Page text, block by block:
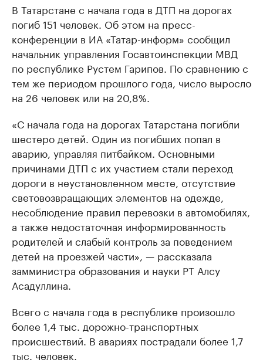
В Татарстане с начала года в ДТП на дорогах
погиб 151 человек. Об этом на пресс-
конференции в ИА «Татар-информ» сообщил
начальник управления Госавтоинспекции МВД
по республике Рустем Гарипов. По сравнению с
тем же периодом прошлого года, число выросло
на 26 человек или на 20,8%.
«С начала года на дорогах Татарстана погибли
шестеро детей. Один из погибших попал в
аварию, управляя питбайком. Основными
причинами ДТП с их участием стали переход
дороги в неустановленном месте, отсутствие
световозвращающих элементов на одежде,
несоблюдение правил перевозки в автомобилях,
а также недостаточная информированность
родителей и слабый контроль за поведением
детей на проезжей части», — рассказала
замминистра образования и науки РТ Алсу
Асадуллина.
Всего с начала года в республике произошло
более 1,4 тыс. дорожно-транспортных
происшествий. В авариях пострадали более 1,7
тыс. человек.